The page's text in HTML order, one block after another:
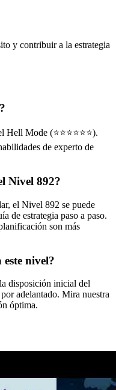
y contribuir a la estrategia
Mode (⭐⭐⭐⭐⭐⭐).
de experto de
Nivel 892?
el Nivel 892 se puede
de estrategia paso a paso.
son más
nivel?
disposición inicial del
adelantado. Mira nuestra
óptima.